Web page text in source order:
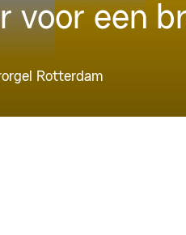
voor een
Rotterdam